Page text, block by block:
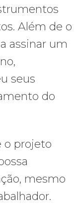
Além de o
assinar um
seus
do
o projeto
mesmo